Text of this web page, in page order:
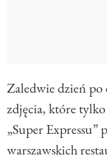
Zaledwie dzień po
zdjęcia, które tylko
„Super Expressu”
warszawskich